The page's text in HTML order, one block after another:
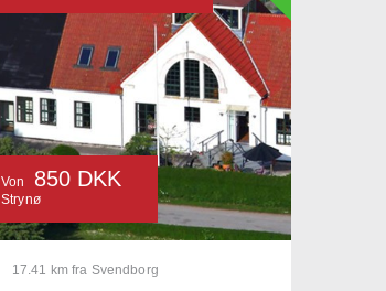
17.41 km fra Svendborg
Von 850 DKK
Strynø